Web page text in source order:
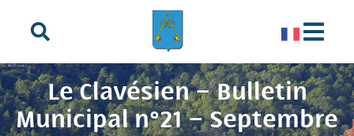
principal
Le Clavésien – Bulletin
Municipal n°21 – Septembre